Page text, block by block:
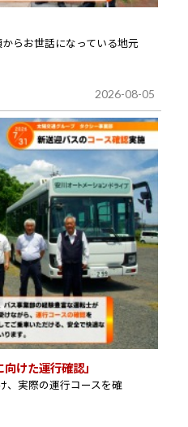
らお世話になっている地元
2026-08-05
けた運行確認」
、実際の運行コースを確